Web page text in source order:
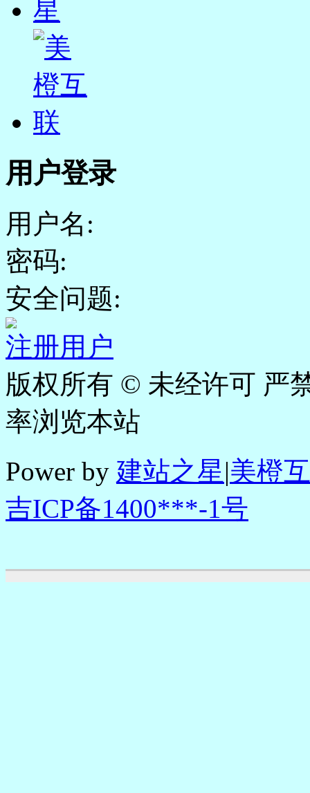
用户登录
用户名:
密码:
安全问题:
注册用户
版权所有 © 未经许可 严
率浏览本站
Power by 建站之星|美橙
吉ICP备1400***-1号